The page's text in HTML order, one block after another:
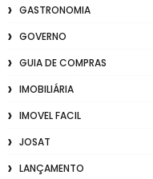
GASTRONOMIA
GOVERNO
GUIA DE COMPRAS
IMOBILIÁRIA
IMOVEL FACIL
JOSAT
LANÇAMENTO